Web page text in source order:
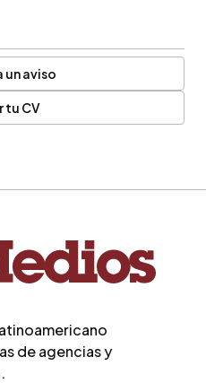
un aviso
tu CV
de agencias y